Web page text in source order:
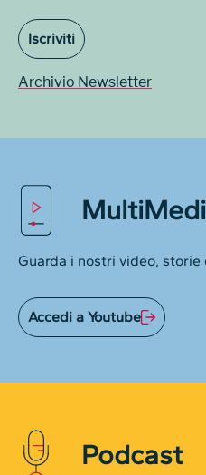
Iscriviti
Archivio Newsletter
Guarda i nostri video, storie
Accedi a Youtube
Podcast